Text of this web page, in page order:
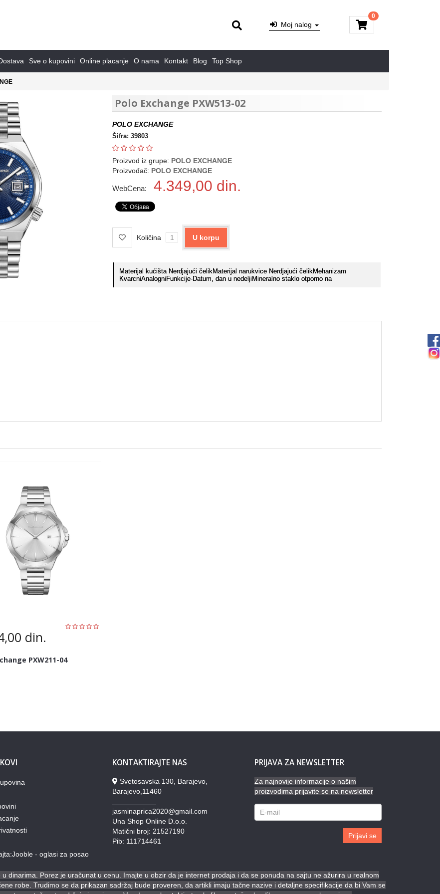
Moj nalog
0
Sve o kupovini Online placanje O nama Kontakt Blog Top Shop
Polo Exchange PXW513-02
POLO EXCHANGE
Šifra: 39803
Proizvod iz grupe: POLO EXCHANGE
Proizvođač: POLO EXCHANGE
WebCena: 4.349,00 din.
Količina U korpu
Materijal kućišta Nerdjajući čelikMaterijal narukvice Nerdjajući čelikMehanizam
KvarcniAnalogniFunkcije-Datum, dan u nedeljiMineralno staklo otporno na
din.
PXW211-04
- oglasi za posao
KONTAKTIRAJTE NAS
Svetosavska 130, Barajevo,
Barajevo,11460
jasminaprica2020@gmail.com
Una Shop Online D.o.o.
Matični broj: 21527190
Pib: 111714461
PRIJAVA ZA NEWSLETTER
Za najnovije informacije o našim
proizvodima prijavite se na newsletter
Prijavi se
dinarima. Porez je uračunat u cenu. Imajte u obzir da je internet prodaja i da se ponuda na sajtu ne ažurira u realnom
robe. Trudimo se da prikazan sadržaj bude proveren, da artikli imaju tačne nazive i detaljne specifikacije da bi Vam se